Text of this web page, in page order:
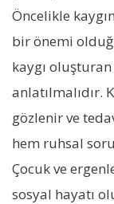
Öncelikle
bir önemi
kaygı
anlatılmalıdır.
gözlenir ve
hem ruhsal
Çocuk ve
sosyal hayatı